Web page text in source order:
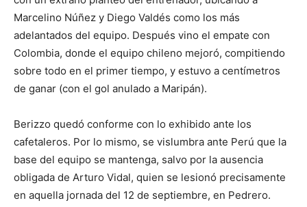
Marcelino Núñez y Diego Valdés como los más
adelantados del equipo. Después vino el empate con
Colombia, donde el equipo chileno mejoró, compitiendo
sobre todo en el primer tiempo, y estuvo a centímetros
de ganar (con el gol anulado a Maripán).
Berizzo quedó conforme con lo exhibido ante los
cafetaleros. Por lo mismo, se vislumbra ante Perú que la
base del equipo se mantenga, salvo por la ausencia
obligada de Arturo Vidal, quien se lesionó precisamente
en aquella jornada del 12 de septiembre, en Pedrero.